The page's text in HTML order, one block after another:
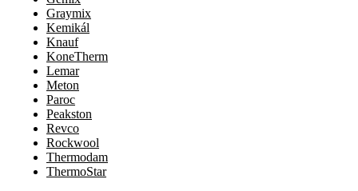
Graymix
Kemikál
Knauf
KoneTherm
Lemar
Meton
Paroc
Peakston
Revco
Rockwool
Thermodam
ThermoStar